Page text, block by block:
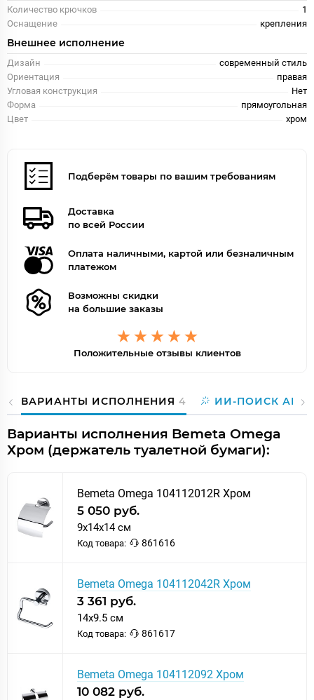
Количество крючков
1
Оснащение
крепления
Внешнее исполнение
Дизайн
современный стиль
Ориентация
правая
Угловая конструкция
Нет
Форма
прямоугольная
Цвет
хром
Подберём товары по вашим требованиям
Доставка
по всей России
Оплата наличными, картой или безналичным
платежом
Возможны скидки
на большие заказы
Положительные отзывы клиентов
ВАРИАНТЫ ИСПОЛНЕНИЯ 4 ИИ-ПОИСК
Варианты исполнения Bemeta Omega
Хром (держатель туалетной бумаги):
Bemeta Omega 104112012R Хром
5 050 руб.
9x14x14 см
Код товара: 861616
Bemeta Omega 104112042R Хром
3 361 руб.
14x9.5 см
Код товара: 861617
Bemeta Omega 104112092 Хром
10 082 руб.